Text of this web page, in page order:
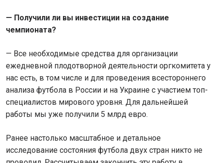
— Получили ли вы инвестиции на создание
чемпионата?
— Все необходимые средства для организации
ежедневной плодотворной деятельности оргкомитета у
нас есть, в том числе и для проведения всестороннего
анализа футбола в России и на Украине с участием топ-
специалистов мирового уровня. Для дальнейшей
работы мы уже получили 5 млрд евро.
Ранее настолько масштабное и детальное
исследование состояния футбола двух стран никто не